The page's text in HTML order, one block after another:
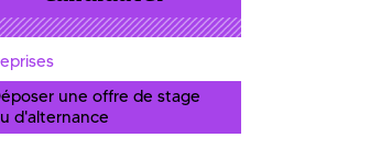
une offre de stage
d'alternance